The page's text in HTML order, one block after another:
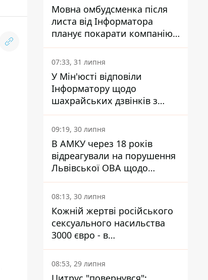
Мовна омбудсменка після
листа від Інформатора
планує покарати компанію-
підрядника ПриватБанку
07:33, 31 липня
У Мін'юсті відповіли
Інформатору щодо
шахрайських дзвінків з
камери Сумського СІЗО так,
що ніхто нічого не зрозумів
09:19, 30 липня
В АМКУ через 18 років
відреагували на порушення
Львівської ОВА щодо
харчування у закладах
освіти
08:13, 30 липня
Кожній жертві російського
сексуального насильства
3000 євро - в
Мінсоцполітики пояснили
Інформатору, звідки на це
гроші
08:53, 29 липня